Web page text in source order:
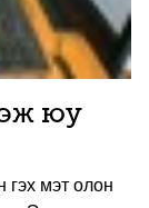
юу
гэх мэт олон